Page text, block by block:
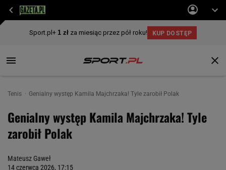
Tenis Genialny występ Kamila Majchrzaka! Tyle zarobił Polak
Genialny występ Kamila Majchrzaka! Tyle
zarobił Polak
Mateusz Gaweł
14 czerwca 2026, 17:15